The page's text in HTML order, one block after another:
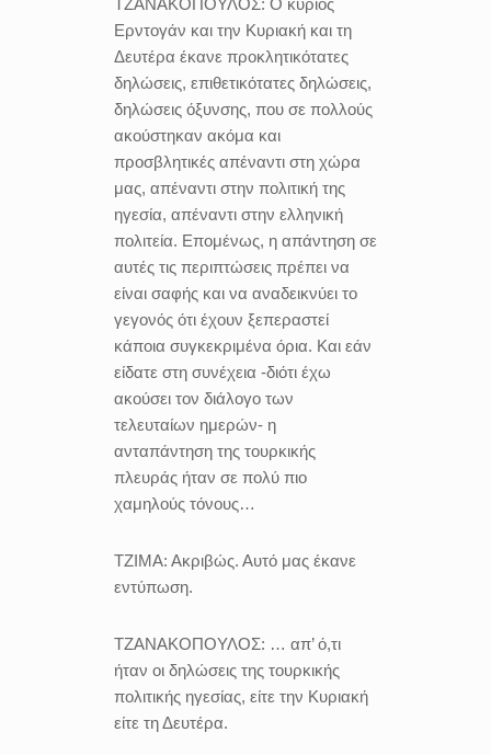
ΤΖΑΝΑΚΟΠΟΥΛΟΣ: Ο κύριος
Ερντογάν και την Κυριακή και τη
Δευτέρα έκανε προκλητικότατες
δηλώσεις, επιθετικότατες δηλώσεις,
δηλώσεις όξυνσης, που σε πολλούς
ακούστηκαν ακόμα και
προσβλητικές απέναντι στη χώρα
μας, απέναντι στην πολιτική της
ηγεσία, απέναντι στην ελληνική
πολιτεία. Επομένως, η απάντηση σε
αυτές τις περιπτώσεις πρέπει να
είναι σαφής και να αναδεικνύει το
γεγονός ότι έχουν ξεπεραστεί
κάποια συγκεκριμένα όρια. Και εάν
είδατε στη συνέχεια -διότι έχω
ακούσει τον διάλογο των
τελευταίων ημερών- η
ανταπάντηση της τουρκικής
πλευράς ήταν σε πολύ πιο
χαμηλούς τόνους…
ΤΖΙΜΑ: Ακριβώς. Αυτό μας έκανε
εντύπωση.
ΤΖΑΝΑΚΟΠΟΥΛΟΣ: … απ’ ό,τι
ήταν οι δηλώσεις της τουρκικής
πολιτικής ηγεσίας, είτε την Κυριακή
είτε τη Δευτέρα.